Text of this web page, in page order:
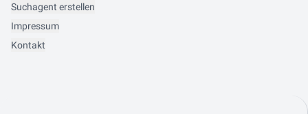
Suchagent erstellen
Impressum
Kontakt